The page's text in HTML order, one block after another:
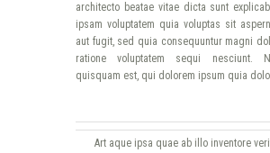
architecto beatae vitae dicta sunt
ipsam voluptatem quia voluptas sit
aut fugit, sed quia consequuntur magni
ratione voluptatem sequi nesciunt.
quisquam est, qui dolorem ipsum quia
Art aque ipsa quae ab illo inventore